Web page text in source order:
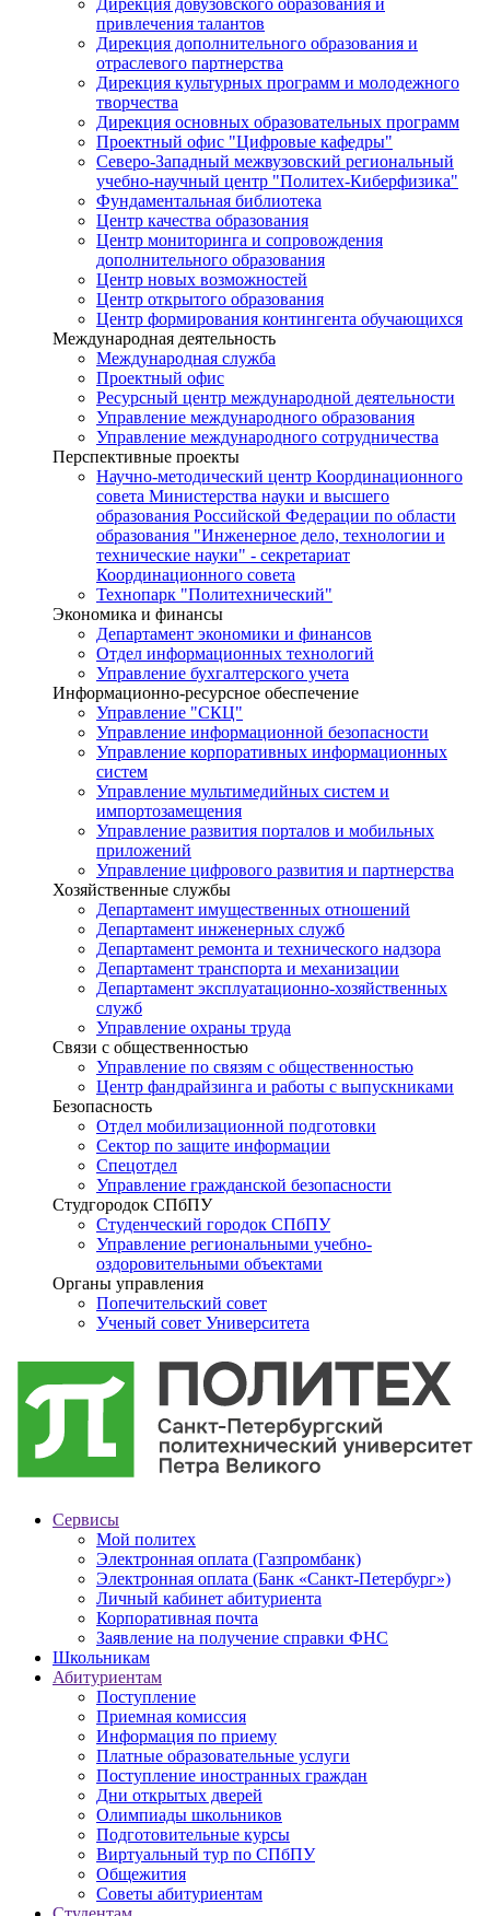
привлечения талантов
Дирекция дополнительного образования и
отраслевого партнерства
Дирекция культурных программ и молодежного
творчества
Дирекция основных образовательных программ
Проектный офис "Цифровые кафедры"
Северо-Западный межвузовский региональный
учебно-научный центр "Политех-Киберфизика"
Фундаментальная библиотека
Центр качества образования
Центр мониторинга и сопровождения
дополнительного образования
Центр новых возможностей
Центр открытого образования
Центр формирования контингента обучающихся
Международная деятельность
Международная служба
Проектный офис
Ресурсный центр международной деятельности
Управление международного образования
Управление международного сотрудничества
Перспективные проекты
Научно-методический центр Координационного
совета Министерства науки и высшего
образования Российской Федерации по области
образования "Инженерное дело, технологии и
технические науки" - секретариат
Координационного совета
Технопарк "Политехнический"
Экономика и финансы
Департамент экономики и финансов
Отдел информационных технологий
Управление бухгалтерского учета
Информационно-ресурсное обеспечение
Управление "СКЦ"
Управление информационной безопасности
Управление корпоративных информационных
систем
Управление мультимедийных систем и
импортозамещения
Управление развития порталов и мобильных
приложений
Управление цифрового развития и партнерства
Хозяйственные службы
Департамент имущественных отношений
Департамент инженерных служб
Департамент ремонта и технического надзора
Департамент транспорта и механизации
Департамент эксплуатационно-хозяйственных
служб
Управление охраны труда
Связи с общественностью
Управление по связям с общественностью
Центр фандрайзинга и работы с выпускниками
Безопасность
Отдел мобилизационной подготовки
Сектор по защите информации
Спецотдел
Управление гражданской безопасности
Студгородок СПбПУ
Студенческий городок СПбПУ
Управление региональными учебно-
оздоровительными объектами
Органы управления
Попечительский совет
Ученый совет Университета
Сервисы
Мой политех
Электронная оплата (Газпромбанк)
Электронная оплата (Банк «Санкт-Петербург»)
Личный кабинет абитуриента
Корпоративная почта
Заявление на получение справки ФНС
Школьникам
Абитуриентам
Поступление
Приемная комиссия
Информация по приему
Платные образовательные услуги
Поступление иностранных граждан
Дни открытых дверей
Олимпиады школьников
Подготовительные курсы
Виртуальный тур по СПбПУ
Общежития
Советы абитуриентам